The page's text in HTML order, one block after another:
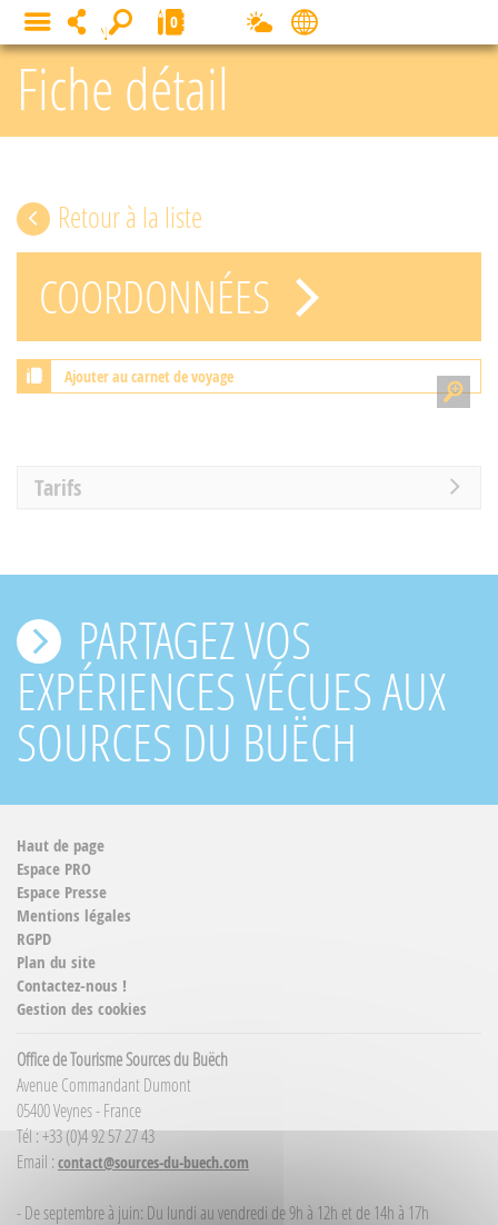
Fiche détail
Retour à la liste
COORDONNÉES
Ajouter au carnet de voyage
Tarifs
PARTAGEZ VOS
EXPÉRIENCES VÉCUES AUX
SOURCES DU BUËCH
Haut de page
Espace PRO
Espace Presse
Mentions légales
RGPD
Plan du site
Contactez-nous !
Gestion des cookies
Office de Tourisme Sources du Buëch
Avenue Commandant Dumont
05400 Veynes - France
Tél : +33 (0)4 92 57 27 43
Email : contact@sources-du-buech.com
- De septembre à juin: Du lundi au vendredi de 9h à 12h et de 14h à 17h
MENU 0
Panneau de gestion des cookies